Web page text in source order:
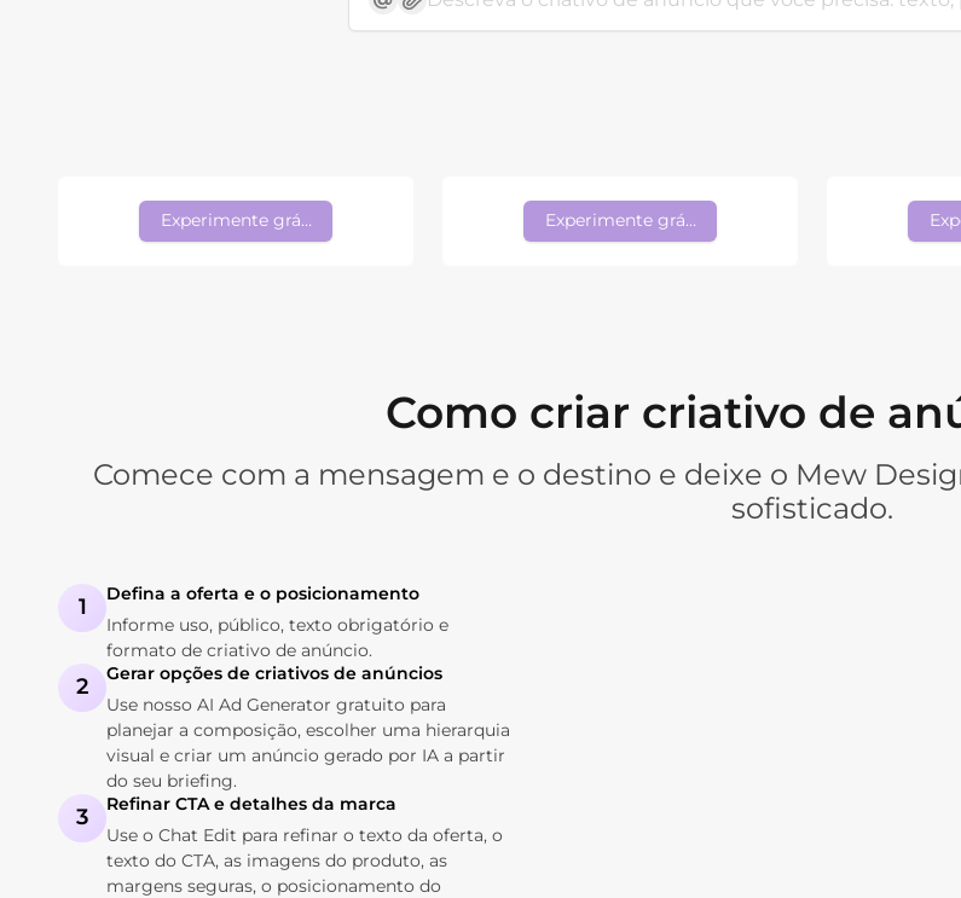
Experimente grátis Experimente grátis
Como criar criativo de
Comece com a mensagem e o destino e deixe o Mew
sofisticado.
1
Defina a oferta e o posicionamento
Informe uso, público, texto obrigatório e
formato de criativo de anúncio.
2
Gerar opções de criativos de anúncios
Use nosso AI Ad Generator gratuito para
planejar a composição, escolher uma hierarquia
visual e criar um anúncio gerado por IA a partir
do seu briefing.
3
Refinar CTA e detalhes da marca
Use o Chat Edit para refinar o texto da oferta, o
texto do CTA, as imagens do produto, as
margens seguras, o posicionamento do